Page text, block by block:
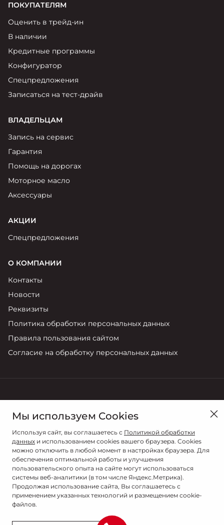
ПОКУПАТЕЛЯМ
Оценить в трейд-ин
В наличии
Кредитные программы
Конфигуратор
Спецпредложения
Записаться на тест-драйв
ВЛАДЕЛЬЦАМ
Запись на сервис
Гарантия
Помощь на дорогах
Моторное масло
Аксессуары
АКЦИИ
Спецпредложения
О КОМПАНИИ
Контакты
Новости
Реквизиты
Политика обработки персональных данных
Правила пользования сайтом
Согласие на обработку персональных данных
+7 (812) 220-46-13 +7 (812) 220-46-13
© 2026
© ВАГНЕР-АВТО
Мы используем Cookies
Используя сайт, вы соглашаетесь с Политикой обработки
данных и использованием cookies вашего браузера. Cookies
можно отключить в любой момент в настройках браузера. Для
обеспечения оптимальной работы и улучшения
пользовательского опыта на сайте могут использоваться
системы веб-аналитики (в том числе Яндекс.Метрика).
Продолжая использование сайта, Вы соглашаетесь с
применением указанных технологий и размещением cookie-
файлов.